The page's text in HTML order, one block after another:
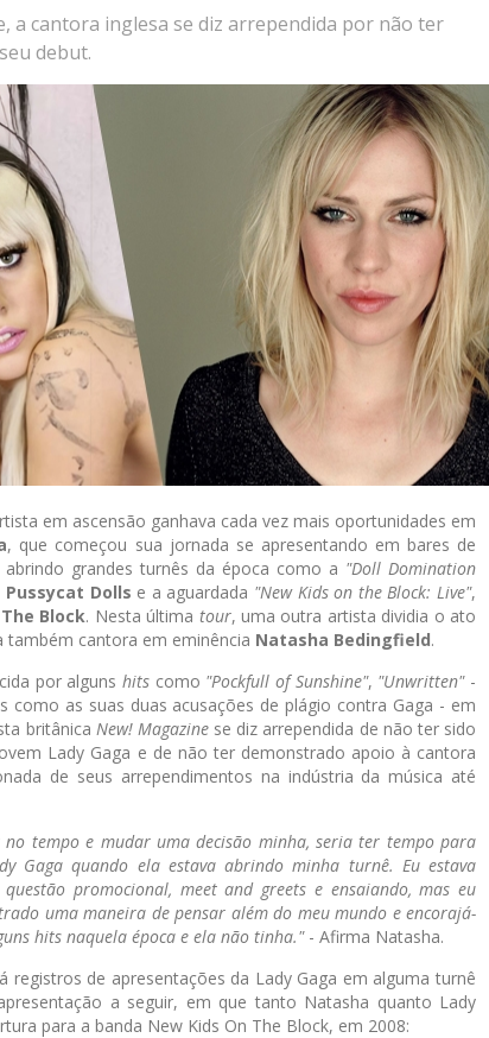
a cantora inglesa se diz arrependida por não ter
debut.
em ascensão ganhava cada vez mais oportunidades em
, que começou sua jornada se apresentando em bares de
grandes turnês da época como a "Doll Domination
Pussycat Dolls e a aguardada "New Kids on the Block: Live",
Block. Nesta última tour, uma outra artista dividia o ato
também cantora em eminência Natasha Bedingfield.
por alguns hits como "Pockfull of Sunshine", "Unwritten"-
como as suas duas acusações de plágio contra Gaga - em
britânica New! Magazinese diz arrependida de não ter sido
Lady Gaga e de não ter demonstrado apoio à cantora
de seus arrependimentos na indústria da música até
no tempo e mudar uma decisão minha, seria ter tempo para
Gaga quando ela estava abrindo minha turnê. Eu estava
promocional, meet and greets e ensaiando, mas eu
uma maneira de pensar além do meu mundo e encorajá-
hits naquela época e ela não tinha."- Afirma Natasha.
registros de apresentações da Lady Gaga em alguma turnê
a seguir, em que tanto Natasha quanto Lady
para a banda New Kids On The Block, em 2008: